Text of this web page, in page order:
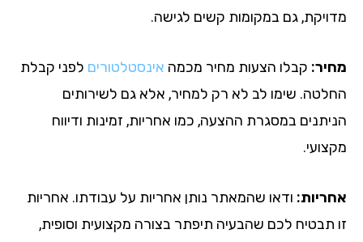
גם במקומות קשים לגישה.
קבלו הצעות מחיר מכמהאינסטלטוריםלפני קבלת
שימו לב לא רק למחיר, אלא גם לשירותים
במסגרת ההצעה, כמו אחריות, זמינות ודיווח
ודאו שהמאתר נותן אחריות על עבודתו. אחריות
תבטיח לכם שהבעיה תיפתר בצורה מקצועית וסופית,